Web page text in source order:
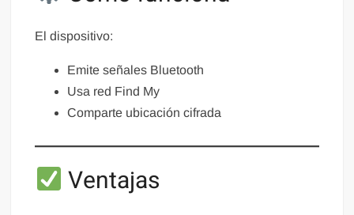
El dispositivo:
Emite señales Bluetooth
Usa red Find My
Comparte ubicación cifrada
Ventajas